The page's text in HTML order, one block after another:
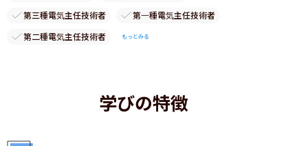
第三種電気主任技術者
第一種電気主任技術者
第二種電気主任技術者
もっとみる
学びの特徴